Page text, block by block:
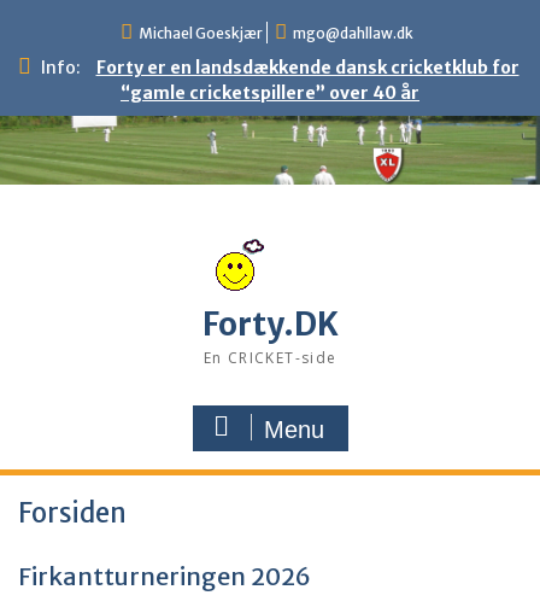
content
Michael Goeskjær mgo@dahllaw.dk
Info:
Forty er en landsdækkende dansk cricketklub for
“gamle cricketspillere” over 40 år
Forty.DK
En CRICKET-side
Menu
Forsiden
Firkantturneringen 2026